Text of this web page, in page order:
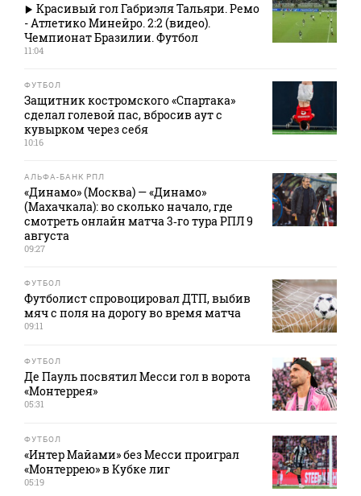
Красивый гол Габриэля Тальяри. Ремо
- Атлетико Минейро. 2:2 (видео).
Чемпионат Бразилии. Футбол
11:04
ФУТБОЛ
Защитник костромского «Спартака»
сделал голевой пас, вбросив аут с
кувырком через себя
10:16
АЛЬФА-БАНК РПЛ
«Динамо» (Москва) — «Динамо»
(Махачкала): во сколько начало, где
смотреть онлайн матча 3‑го тура РПЛ 9
августа
09:27
ФУТБОЛ
Футболист спровоцировал ДТП, выбив
мяч с поля на дорогу во время матча
09:11
ФУТБОЛ
Де Пауль посвятил Месси гол в ворота
«Монтеррея»
05:31
ФУТБОЛ
«Интер Майами» без Месси проиграл
«Монтеррею» в Кубке лиг
05:19